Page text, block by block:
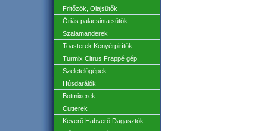
Fritőzök, Olajsütők
Óriás palacsinta sütők
Szalamanderek
Toasterek Kenyérpirítók
Turmix Citrus Frappé gép
Szeletelőgépek
Húsdarálók
Botmixerek
Cutterek
Keverő Habverő Dagasztók